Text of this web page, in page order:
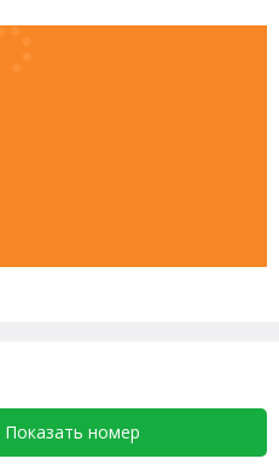
Показать номер